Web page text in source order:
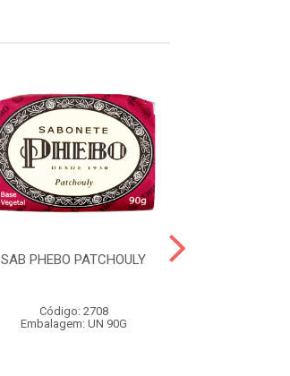
SAB PHEBO PATCHOULY
Código: 2708
Embalagem: UN 90G